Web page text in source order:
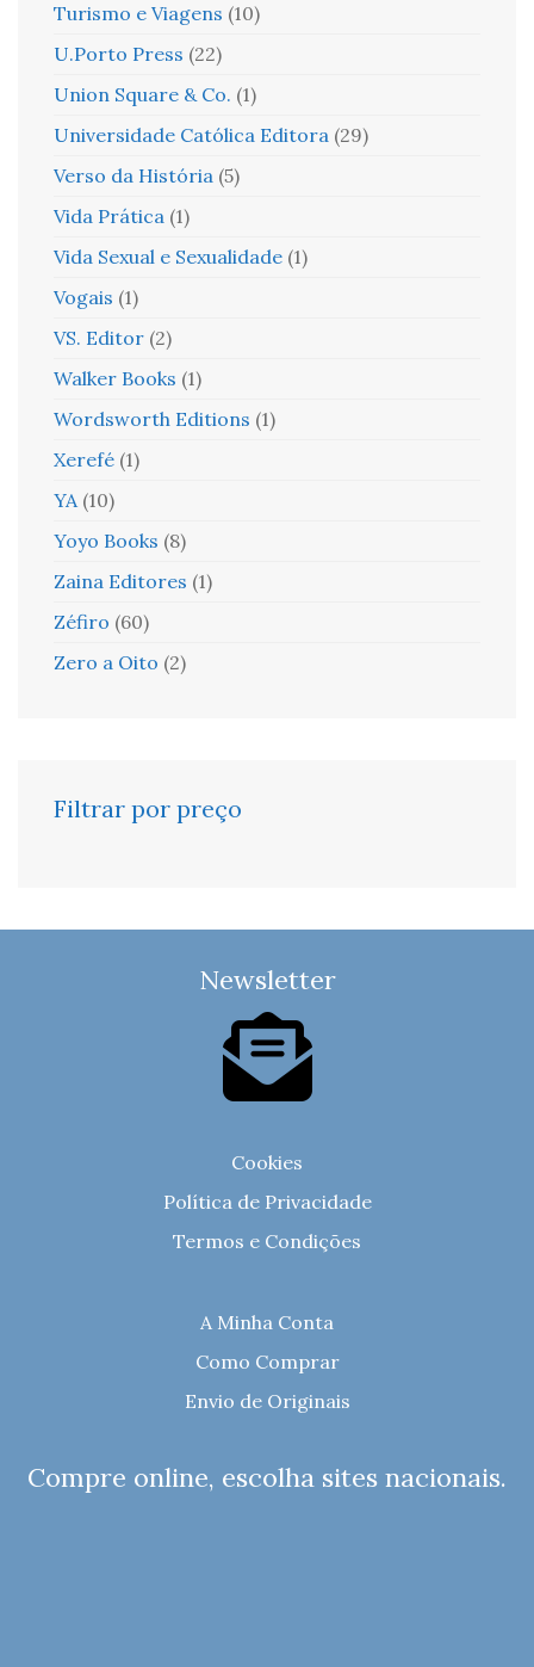
Turismo e Viagens (10)
U.Porto Press (22)
Union Square & Co. (1)
Universidade Católica Editora (29)
Verso da História (5)
Vida Prática (1)
Vida Sexual e Sexualidade (1)
Vogais (1)
VS. Editor (2)
Walker Books (1)
Wordsworth Editions (1)
Xerefé (1)
YA (10)
Yoyo Books (8)
Zaina Editores (1)
Zéfiro (60)
Zero a Oito (2)
Filtrar por preço
Newsletter
Cookies
Política de Privacidade
Termos e Condições
A Minha Conta
Como Comprar
Envio de Originais
Compre online, escolha sites nacionais.